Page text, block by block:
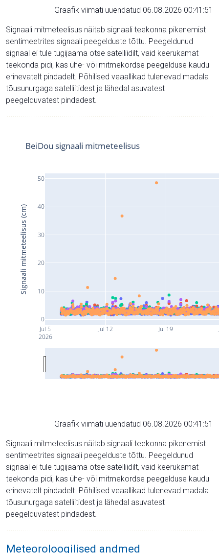
Graafik viimati uuendatud 06.08.2026 00:41:51
Signaali mitmeteelisus näitab signaali teekonna pikenemist
sentimeetrites signaali peegelduste tõttu. Peegeldunud
signaal ei tule tugijaama otse satelliidilt, vaid keerukamat
teekonda pidi, kas ühe- või mitmekordse peegelduse kaudu
erinevatelt pindadelt. Põhilised veaallikad tulenevad madala
tõusunurgaga satelliitidest ja lähedal asuvatest
peegelduvatest pindadest.
Jul 5
2026
Jul 12 Jul 19
0
10
20
30
40
50
BeiDou signaali mitmeteelisus
Signaali mitmeteelisus (cm)
Graafik viimati uuendatud 06.08.2026 00:41:51
Signaali mitmeteelisus näitab signaali teekonna pikenemist
sentimeetrites signaali peegelduste tõttu. Peegeldunud
signaal ei tule tugijaama otse satelliidilt, vaid keerukamat
teekonda pidi, kas ühe- või mitmekordse peegelduse kaudu
erinevatelt pindadelt. Põhilised veaallikad tulenevad madala
tõusunurgaga satelliitidest ja lähedal asuvatest
peegelduvatest pindadest.
Meteoroloogilised andmed